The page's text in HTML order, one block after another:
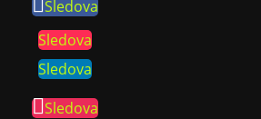
Sledova
Sledova
Sledova
Sledova